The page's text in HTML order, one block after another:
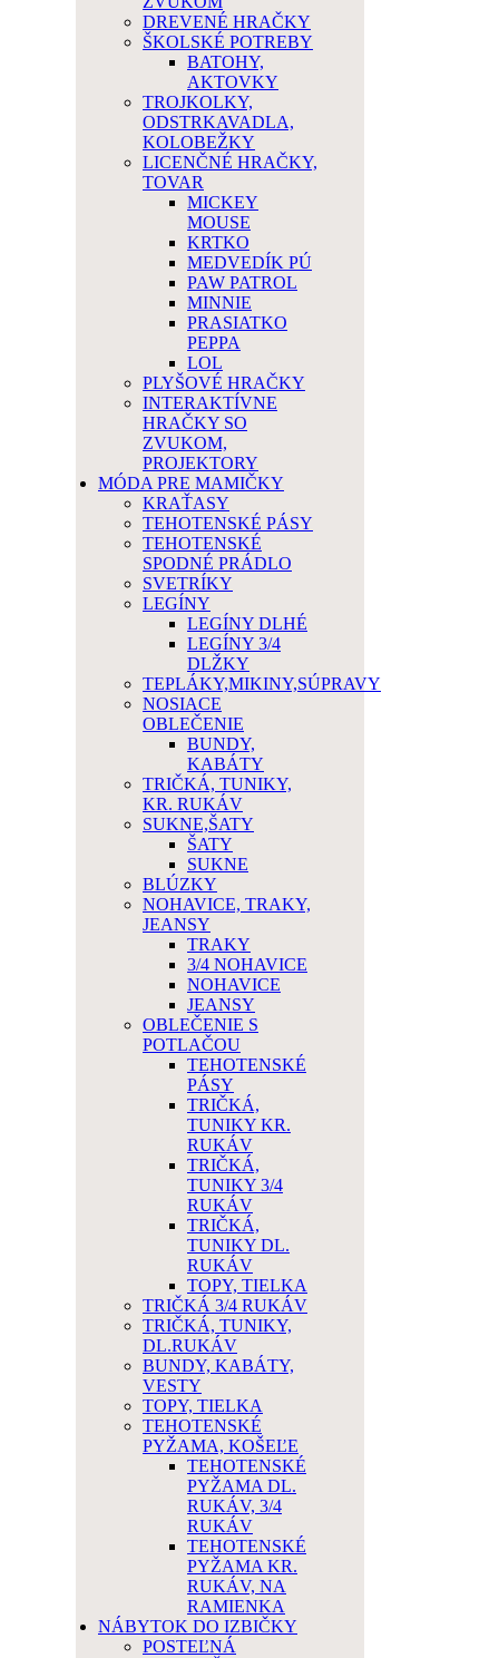
DREVENÉ HRAČKY
ŠKOLSKÉ POTREBY
BATOHY,
AKTOVKY
TROJKOLKY,
ODSTRKAVADLA,
KOLOBEŽKY
LICENČNÉ HRAČKY,
TOVAR
MICKEY
MOUSE
KRTKO
MEDVEDÍK PÚ
PAW PATROL
MINNIE
PRASIATKO
PEPPA
LOL
PLYŠOVÉ HRAČKY
INTERAKTÍVNE
HRAČKY SO
ZVUKOM,
PROJEKTORY
MÓDA PRE MAMIČKY
KRAŤASY
TEHOTENSKÉ PÁSY
TEHOTENSKÉ
SPODNÉ PRÁDLO
SVETRÍKY
LEGÍNY
LEGÍNY DLHÉ
LEGÍNY 3/4
DLŽKY
TEPLÁKY,MIKINY,SÚPRAVY
NOSIACE
OBLEČENIE
BUNDY,
KABÁTY
TRIČKÁ, TUNIKY,
KR. RUKÁV
SUKNE,ŠATY
ŠATY
SUKNE
BLÚZKY
NOHAVICE, TRAKY,
JEANSY
TRAKY
3/4 NOHAVICE
NOHAVICE
JEANSY
OBLEČENIE S
POTLAČOU
TEHOTENSKÉ
PÁSY
TRIČKÁ,
TUNIKY KR.
RUKÁV
TRIČKÁ,
TUNIKY 3/4
RUKÁV
TRIČKÁ,
TUNIKY DL.
RUKÁV
TOPY, TIELKA
TRIČKÁ 3/4 RUKÁV
TRIČKÁ, TUNIKY,
DL.RUKÁV
BUNDY, KABÁTY,
VESTY
TOPY, TIELKA
TEHOTENSKÉ
PYŽAMA, KOŠEĽE
TEHOTENSKÉ
PYŽAMA DL.
RUKÁV, 3/4
RUKÁV
TEHOTENSKÉ
PYŽAMA KR.
RUKÁV, NA
RAMIENKA
NÁBYTOK DO IZBIČKY
POSTEĽNÁ